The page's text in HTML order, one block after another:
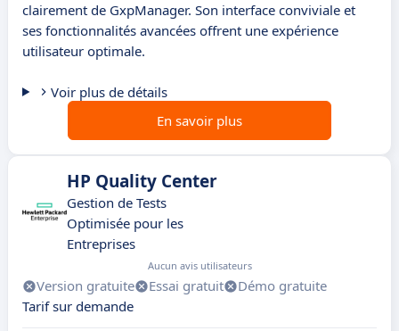
clairement de GxpManager. Son interface conviviale et
ses fonctionnalités avancées offrent une expérience
utilisateur optimale.
Voir plus de détails
En savoir plus
HP Quality Center
Gestion de Tests
Optimisée pour les
Entreprises
Aucun avis utilisateurs
Version gratuite Essai gratuit
Démo gratuite
Tarif sur demande